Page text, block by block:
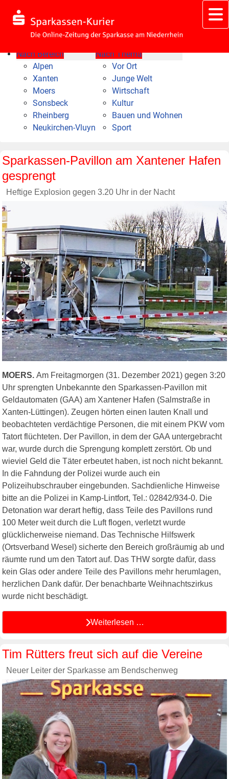
Nach Bereich
Alpen
Xanten
Moers
Sonsbeck
Rheinberg
Neukirchen-Vluyn
Nach Thema
Vor Ort
Junge Welt
Wirtschaft
Kultur
Bauen und Wohnen
Sport
Sparkassen-Pavillon am Xantener Hafen
gesprengt
Heftige Explosion gegen 3.20 Uhr in der Nacht
MOERS. Am Freitagmorgen (31. Dezember 2021) gegen 3:20
Uhr sprengten Unbekannte den Sparkassen-Pavillon mit
Geldautomaten (GAA) am Xantener Hafen (Salmstraße in
Xanten-Lüttingen). Zeugen hörten einen lauten Knall und
beobachteten verdächtige Personen, die mit einem PKW vom
Tatort flüchteten. Der Pavillon, in dem der GAA untergebracht
war, wurde durch die Sprengung komplett zerstört. Ob und
wieviel Geld die Täter erbeutet haben, ist noch nicht bekannt.
In die Fahndung der Polizei wurde auch ein
Polizeihubschrauber eingebunden. Sachdienliche Hinweise
bitte an die Polizei in Kamp-Lintfort, Tel.: 02842/934-0. Die
Detonation war derart heftig, dass Teile des Pavillons rund
100 Meter weit durch die Luft flogen, verletzt wurde
glücklicherweise niemand. Das Technische Hilfswerk
(Ortsverband Wesel) sicherte den Bereich großräumig ab und
räumte rund um den Tatort auf. Das THW sorgte dafür, dass
kein Glas oder andere Teile des Pavillons mehr herumlagen,
herzlichen Dank dafür. Der benachbarte Weihnachtszirkus
wurde nicht beschädigt.
Weiterlesen …
Tim Rütters freut sich auf die Vereine
Neuer Leiter der Sparkasse am Bendschenweg